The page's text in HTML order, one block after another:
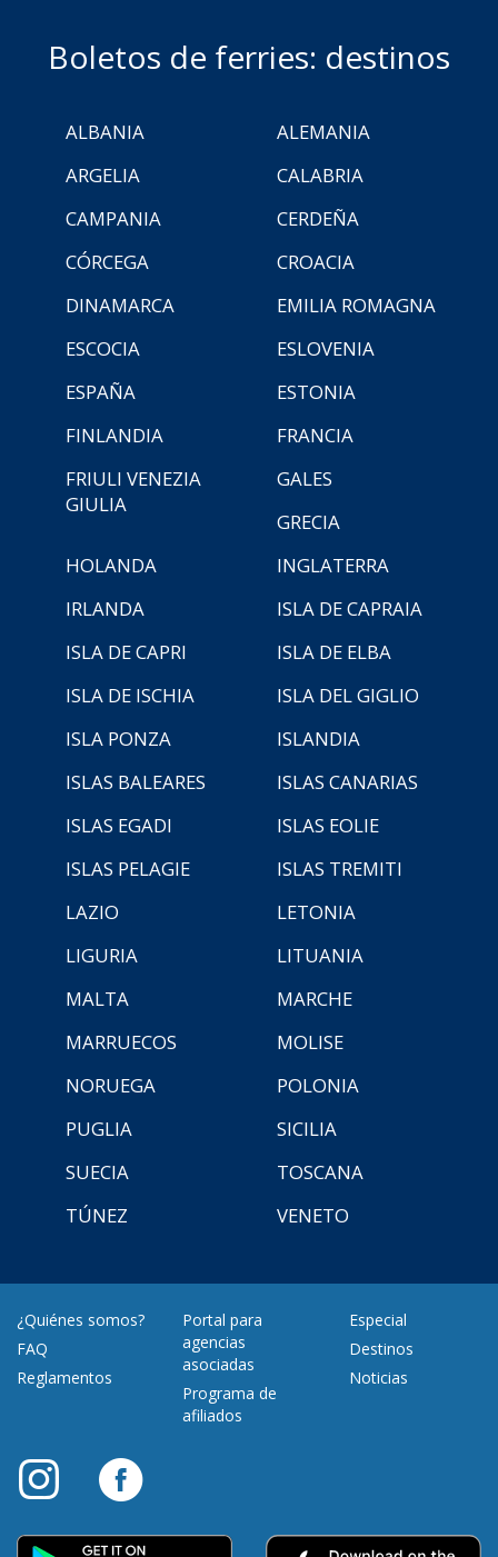
Boletos de ferries: destinos
ALBANIA
ALEMANIA
ARGELIA
CALABRIA
CAMPANIA
CERDEÑA
CÓRCEGA
CROACIA
DINAMARCA
EMILIA ROMAGNA
ESCOCIA
ESLOVENIA
ESPAÑA
ESTONIA
FINLANDIA
FRANCIA
FRIULI VENEZIA
GIULIA
GALES
GRECIA
HOLANDA
INGLATERRA
IRLANDA
ISLA DE CAPRAIA
ISLA DE CAPRI
ISLA DE ELBA
ISLA DE ISCHIA
ISLA DEL GIGLIO
ISLA PONZA
ISLANDIA
ISLAS BALEARES
ISLAS CANARIAS
ISLAS EGADI
ISLAS EOLIE
ISLAS PELAGIE
ISLAS TREMITI
LAZIO
LETONIA
LIGURIA
LITUANIA
MALTA
MARCHE
MARRUECOS
MOLISE
NORUEGA
POLONIA
PUGLIA
SICILIA
SUECIA
TOSCANA
TÚNEZ
VENETO
¿Quiénes somos?
FAQ
Reglamentos
Portal para
agencias
asociadas
Programa de
afiliados
Especial
Destinos
Noticias